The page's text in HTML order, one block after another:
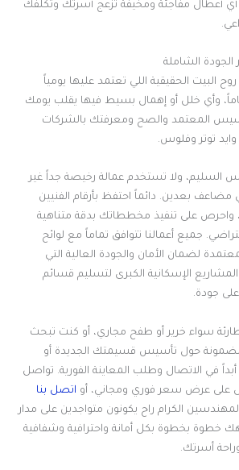
أعطال مفاجئة ومخيفة تزعج أسرتك وتكلفك
الجودة الشاملة
البيت الحقيقية اللي تعتمد عليها يومياً
وأي خلل أو إهمال بسيط فيها يقلب يومك
المعتمد والصح ومعرفتك بالشركات
وايد توتر وفلوس.
السليم، ولا تستخدم عمالة رخيصة جداً غير
مضاعف بعدين. دائماً احتفظ بأرقام الفنيين
واحرص على تنفيذ مخططاتك بدقة متناهية
جميع أعمالنا تتوافق تماماً مع لوائح
لضمان الأمان والجودة العالية التي
المشاريع الإسكانية الكبرى لتسليم قسائم
جودة.
سواء خرير أو طفح مجاري، أو كنت تبحث
حول تأسيس قسيمتك الجديدة أو
أبداً في الاتصال وطلب المعاينة الفورية. تواصل
على عرض سعر فوري ومجاني، أو اتصل بنا
الكرام راح يكونون متواجدين على مدار
خطوة بخطوة بكل أمانة واحترافية وشفافية
أسرتك.